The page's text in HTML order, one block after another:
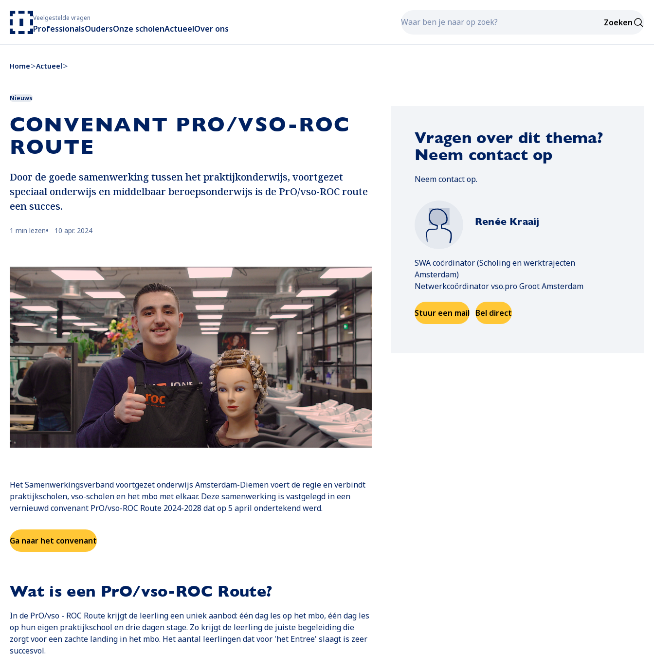
ProfessionalsOudersOnze scholenActueelOver ons
Veelgestelde vragen
Zoeken
Home Actueel
Nieuws
CONVENANT PRO/VSO-ROC
ROUTE
Door de goede samenwerking tussen het praktijkonderwijs, voortgezet
speciaal onderwijs en middelbaar beroepsonderwijs is de PrO/vso-ROC route
een succes.
1 min lezen 10 apr. 2024
Het Samenwerkingsverband voortgezet onderwijs Amsterdam-Diemen voert de regie en verbindt
praktijkscholen, vso-scholen en het mbo met elkaar. Deze samenwerking is vastgelegd in een
vernieuwd convenant PrO/vso-ROC Route 2024-2028 dat op 5 april ondertekend werd.
Ga naar het convenantOpent in een nieuwe tab
Wat is een PrO/vso-ROC Route?
In de PrO/vso - ROC Route krijgt de leerling een uniek aanbod: één dag les op het mbo, één dag les
op hun eigen praktijkschool en drie dagen stage. Zo krijgt de leerling de juiste begeleiding die
zorgt voor een zachte landing in het mbo. Het aantal leerlingen dat voor 'het Entree' slaagt is zeer
succesvol.
Vragen over dit thema?
Neem contact op
Neem contact op.
Renée Kraaij
SWA coördinator (Scholing en werktrajecten
Amsterdam)
Netwerkcoördinator vso.pro Groot Amsterdam
Stuur een mailOpent in een nieuwe tab
Bel directOpent in een nieuwe tab